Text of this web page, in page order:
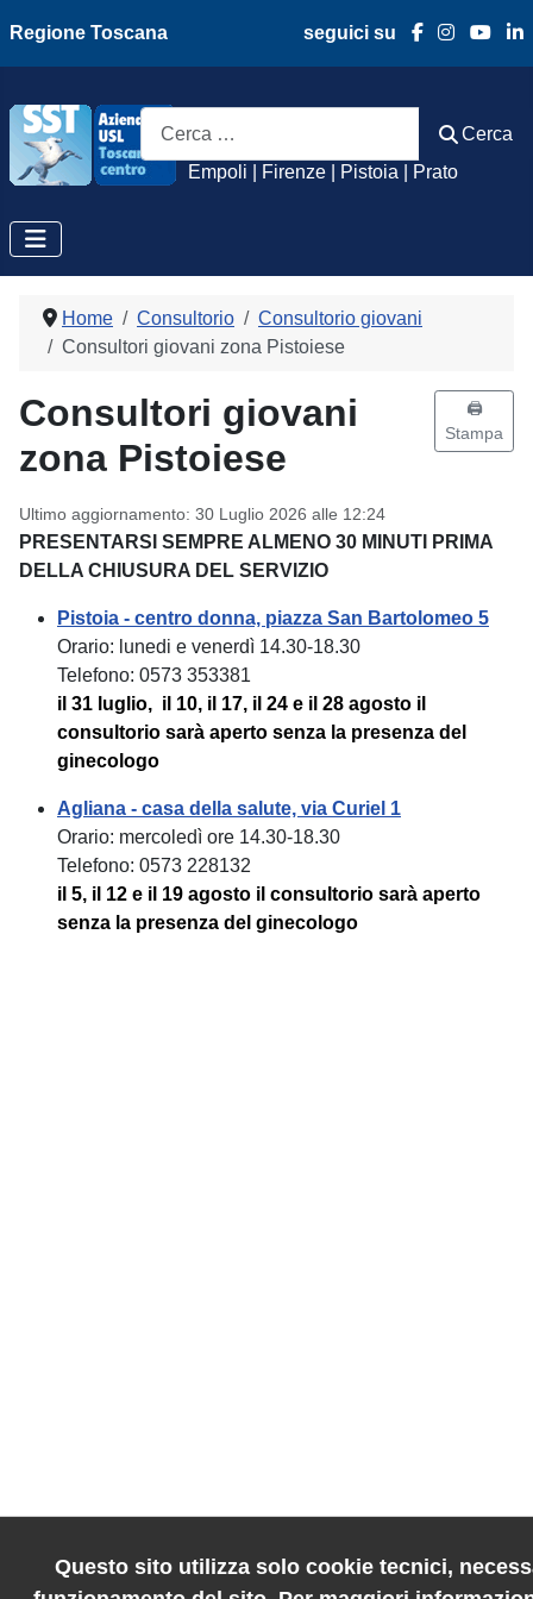
Regione Toscana seguici su
Azienda Usl
Empoli | Firenze | Pistoia | Prato
Cerca
Cerca
Home Consultorio
Consultorio giovani
Consultori giovani zona Pistoiese
Consultori giovani
zona Pistoiese
Ultimo aggiornamento: 30 Luglio 2026 alle 12:24
🖨️
Stampa
PRESENTARSI SEMPRE ALMENO 30 MINUTI PRIMA
DELLA CHIUSURA DEL SERVIZIO
Pistoia - centro donna, piazza San Bartolomeo 5
Orario: lunedi e venerdì 14.30-18.30
Telefono: 0573 353381
il 31 luglio, il 10, il 17, il 24 e il 28 agosto il
consultorio sarà aperto senza la presenza del
ginecologo
Agliana - casa della salute, via Curiel 1
Orario: mercoledì ore 14.30-18.30
Telefono: 0573 228132
il 5, il 12 e il 19 agosto il consultorio sarà aperto
senza la presenza del ginecologo
Questo sito utilizza solo cookie tecnici,